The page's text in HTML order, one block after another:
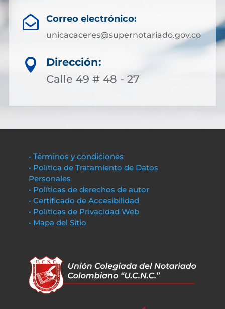
 Correo electrónico:
unicacaceres@supernotariado.gov.co

Dirección:
Calle 49 # 48 - 27
• Términos y condiciones
• Política de Tratamiento de Datos
Personales
• Políticas de derechos de autor
• Certificado de Accesibilidad
• Políticas de Privacidad Web
• Mapa del Sitio